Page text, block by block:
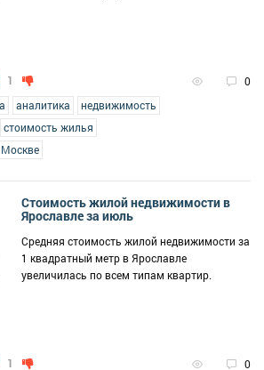
1 0
аналитика
недвижимость
стоимость жилья
Стоимость жилой недвижимости в
Ярославле за июль
Средняя стоимость жилой недвижимости за
1 квадратный метр в Ярославле
увеличилась по всем типам квартир.
1 0